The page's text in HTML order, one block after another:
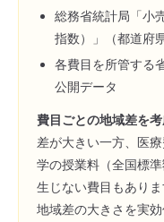
総務省統計局「小
指数）」（都道府
各費目を所管する
公開データ
費目ごとの地域差を考
差が大きい一方、医
学の授業料（全国標
生じない費目もあり
地域差の大きさを実